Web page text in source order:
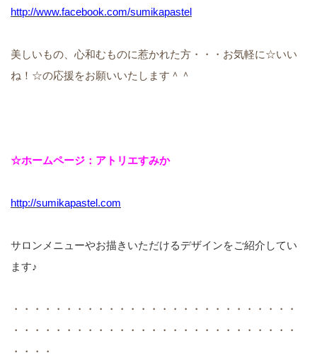
http://www.facebook.com/sumikapastel
美しいもの、心和むものに惹かれた方・・・お気軽に☆いい
ね！☆の応援をお願いいたします＾＾
☆ホームページ：アトリエすみか
http://sumikapastel.com
サロンメニューやお描きいただけるデザインをご紹介してい
ます♪
・・・・・・・・・・・・・・・・・・・・・・・・・・・
・・・・・・・・・・・・・・・・・・・・・・・・・・・
・・・・